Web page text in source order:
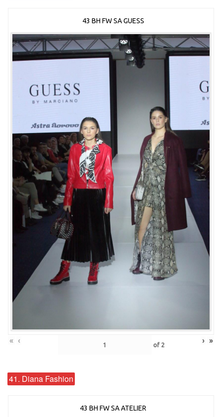
43 BH FW SA GUESS
« ‹ of 2 › »
41. Diana Fashion
43 BH FW SA ATELIER